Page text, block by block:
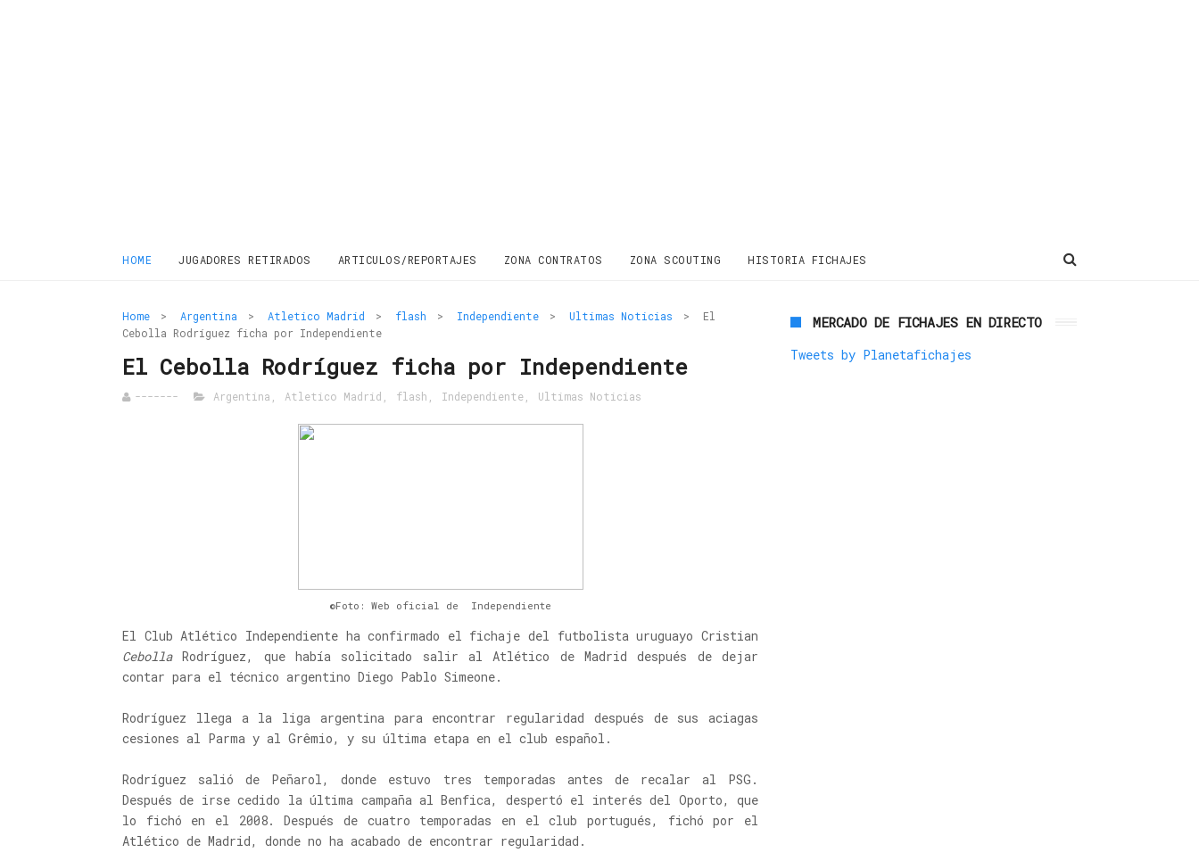
HOME JUGADORES RETIRADOS ARTICULOS/REPORTAJES ZONA CONTRATOS ZONA SCOUTING HISTORIA FICHAJES
Home > Argentina > Atletico Madrid > flash > Independiente > Ultimas Noticias >
El
Cebolla Rodríguez ficha por Independiente
El Cebolla Rodríguez ficha por Independiente
------- Argentina Atletico Madrid flash Independiente Ultimas Noticias
©Foto: Web oficial de Independiente
El Club Atlético Independiente ha confirmado el fichaje del futbolista uruguayo Cristian
CebollaRodríguez, que había solicitado salir al Atlético de Madrid después de dejar
contar para el técnico argentino Diego Pablo Simeone.
Rodríguez llega a la liga argentina para encontrar regularidad después de sus aciagas
cesiones al Parma y al Grêmio, y su última etapa en el club español.
Rodríguez salió de Peñarol, donde estuvo tres temporadas antes de recalar al PSG.
Después de irse cedido la última campaña al Benfica, despertó el interés del Oporto, que
lo fichó en el 2008. Después de cuatro temporadas en el club portugués, fichó por el
Atlético de Madrid, donde no ha acabado de encontrar regularidad.
MERCADO DE FICHAJES EN DIRECTO
Tweets by Planetafichajes